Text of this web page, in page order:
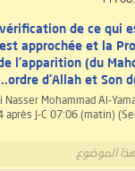
de ce qui
approchée et la
l'apparition (du
ordre d'Allah et Son
Nasser Mohammad Al-
après J-C 07:06 (matin)
هذا الموضوع